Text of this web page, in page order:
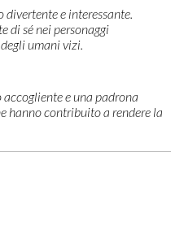
e interessante.
di sé nei personaggi
umani vizi.
e una padrona
hanno contribuito a rendere la